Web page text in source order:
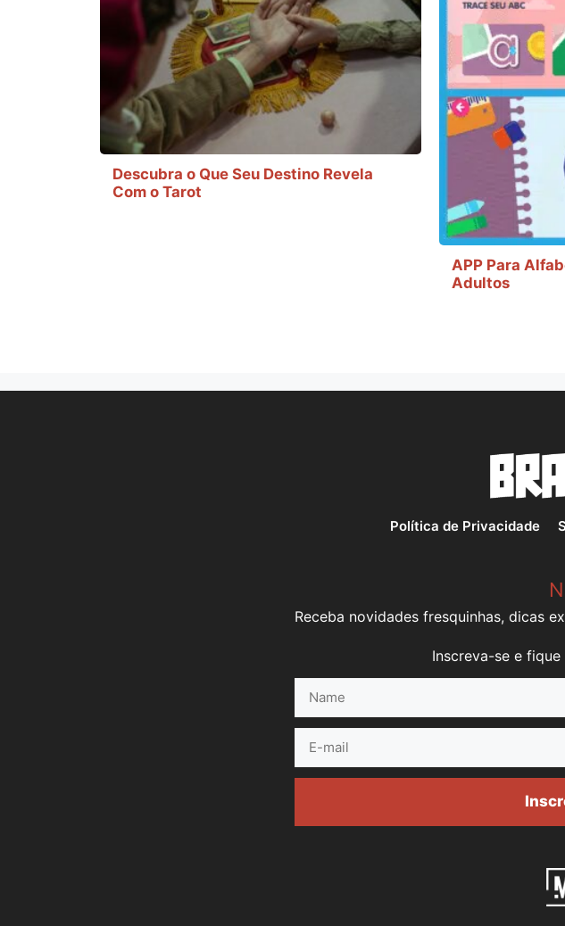
Descubra o Que Seu Destino Revela
Com o Tarot
APP Para
Adultos
Política de Privacidade
Receba novidades fresquinhas, dicas
Inscreva-se e
mail